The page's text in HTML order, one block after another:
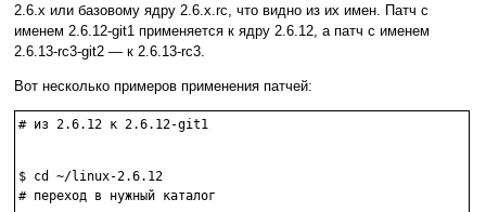
2.6.х или базовому ядру 2.6.x.rc, что видно из их имен. Патч с
именем 2.6.12-git1 применяется к ядру 2.6.12, а патч с именем
2.6.13-rc3-git2 — к 2.6.13-rc3.
Вот несколько примеров применения патчей:
# из 2.6.12 к 2.6.12-git1
$ cd ~/linux-2.6.12
# переход в нужный каталог